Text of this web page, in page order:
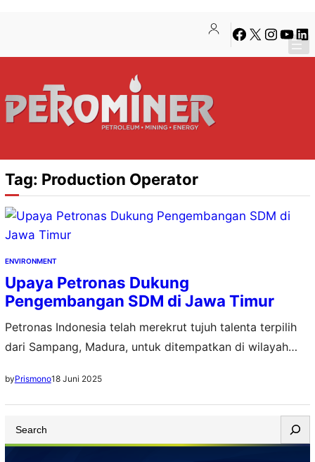
konten
content
Facebook
X Instagram
Tag: Production Operator
ENVIRONMENT
Upaya Petronas Dukung
Pengembangan SDM di Jawa Timur
Petronas Indonesia telah merekrut tujuh talenta terpilih
dari Sampang, Madura, untuk ditempatkan di wilayah
byPrismono18 Juni 2025
e